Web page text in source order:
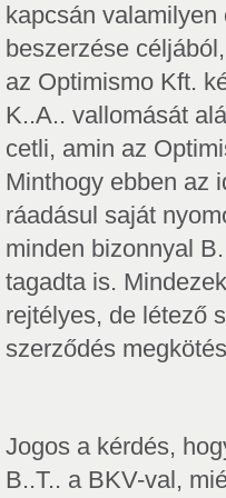
kapcsán
beszerzése
az Optimismo Kft.
K..A.. vallomását
cetli, amin az
Minthogy ebben az
ráadásul saját
minden bizonnyal
tagadta is.
rejtélyes, de létező
szerződés
Jogos a kérdés,
B..T.. a BKV-val,